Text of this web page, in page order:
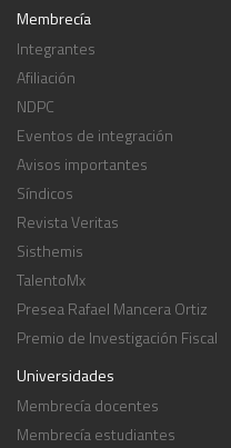
Membrecía
Integrantes
Afiliación
NDPC
Eventos de integración
Avisos importantes
Síndicos
Revista Veritas
Sisthemis
TalentoMx
Presea Rafael Mancera Ortiz
Premio de Investigación Fiscal
Universidades
Membrecía docentes
Membrecía estudiantes